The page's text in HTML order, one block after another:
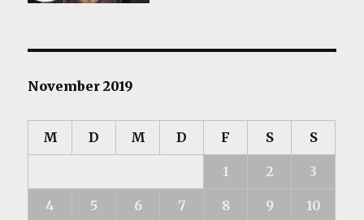
November 2019
M D M D F S S
1 2 3
4 5 6 7 8 9 10